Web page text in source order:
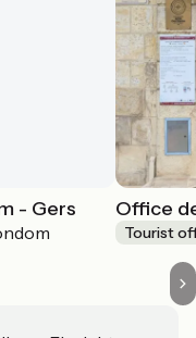
- Gers Office
Tourist